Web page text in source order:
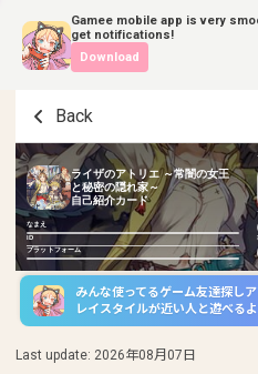
Gamee mobile app is very
get notifications!
Download
Back
ライザのアトリエ ～常闇の女王
と秘密の隠れ家～
自己紹介カード
なまえ
ID
プラットフォーム
みんな使ってるゲーム友達探し
レイスタイルが近い人と遊べる
Last update: 2026年08月07日